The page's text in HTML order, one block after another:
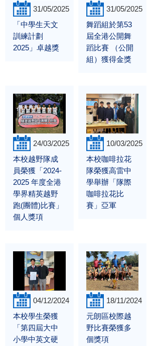
31/05/2025
「中學生天文
訓練計劃
2025」卓越獎
31/05/2025
舞蹈組於第53
屆全港公開舞
蹈比賽 （公開
組）獲得金獎
24/03/2025
本校越野隊成
員榮獲「2024-
2025 年度全港
學界精英越野
跑(團體)比賽」
個人獎項
10/03/2025
本校咖啡拉花
隊榮獲高雷中
學舉辦「隊際
咖啡拉花比
賽」亞軍
04/12/2024
本校學生榮獲
「第四屆大中
小學中英文硬
18/11/2024
元朗區校際越
野比賽榮獲多
個獎項